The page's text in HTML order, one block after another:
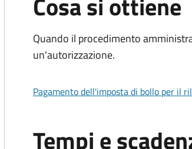
Quando il procedimento
un'autorizzazione.
Pagamento dell'imposta di bollo per il
Tempi e